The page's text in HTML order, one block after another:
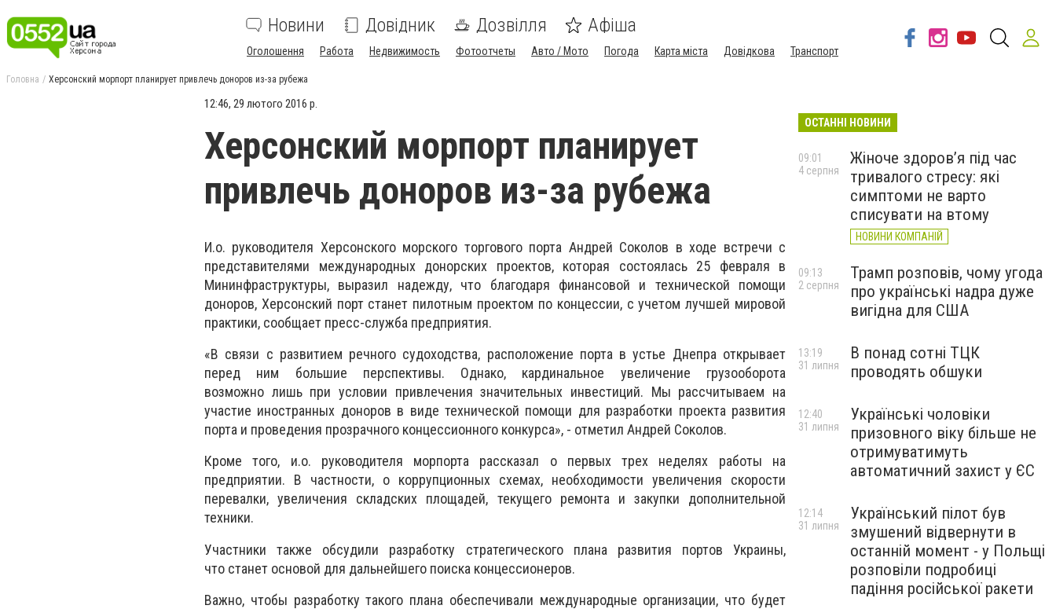
Новини Довідник Дозвілля Афіша
Оголошення Работа Недвижимость Фотоотчеты Авто / Мото Погода Карта міста Довідкова Транспорт
Головна Херсонский морпорт планирует привлечь доноров из-за рубежа
12:46, 29 лютого 2016 р.
Херсонский морпорт планирует
привлечь доноров из-за рубежа
И.о. руководителя Херсонского морского торгового порта Андрей Соколов в ходе встречи с
представителями международных донорских проектов, которая состоялась 25 февраля в
Мининфраструктуры, выразил надежду, что благодаря финансовой и технической помощи
доноров, Херсонский порт станет пилотным проектом по концессии, с учетом лучшей мировой
практики, сообщает пресс-служба предприятия.
«В связи с развитием речного судоходства, расположение порта в устье Днепра открывает
перед ним большие перспективы. Однако, кардинальное увеличение грузооборота
возможно лишь при условии привлечения значительных инвестиций. Мы рассчитываем на
участие иностранных доноров в виде технической помощи для разработки проекта развития
порта и проведения прозрачного концессионного конкурса», - отметил Андрей Соколов.
Кроме того, и.о. руководителя морпорта рассказал о первых трех неделях работы на
предприятии. В частности, о коррупционных схемах, необходимости увеличения скорости
перевалки, увеличения складских площадей, текущего ремонта и закупки дополнительной
техники.
Участники также обсудили разработку стратегического плана развития портов Украины,
что станет основой для дальнейшего поиска концессионеров.
Важно, чтобы разработку такого плана обеспечивали международные организации, что будет
ОСТАННІ НОВИНИ
Жіноче здоров’я під час
тривалого стресу: які
симптоми не варто
списувати на втому
НОВИНИ КОМПАНІЙ
09:01
4 серпня
Трамп розповів, чому угода
про українські надра дуже
вигідна для США
09:13
2 серпня
В понад сотні ТЦК
проводять обшуки
13:19
31 липня
Українські чоловіки
призовного віку більше не
отримуватимуть
автоматичний захист у ЄС
12:40
31 липня
Український пілот був
змушений відвернути в
останній момент - у Польщі
розповіли подробиці
падіння російської ракети
12:14
31 липня